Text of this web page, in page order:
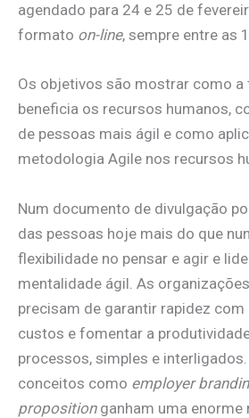
agendado para 24 e 25 de
formato on-line, sempre entre as
Os objetivos são mostrar como a
beneficia os recursos humanos,
de pessoas mais ágil e como
metodologia Agile nos recursos
Num documento de divulgação
das pessoas hoje mais do que
flexibilidade no pensar e agir e
mentalidade ágil. As
precisam de garantir rapidez
custos e fomentar a
processos, simples e
conceitos como employer
propositionganham uma enorme